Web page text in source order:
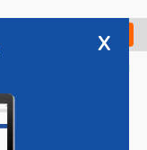
Check in
x